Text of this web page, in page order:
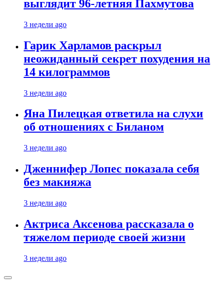
выглядит 96-летняя Пахмутова
3 недели ago
Гарик Харламов раскрыл
неожиданный секрет похудения на
14 килограммов
3 недели ago
Яна Пилецкая ответила на слухи
об отношениях с Биланом
3 недели ago
Дженнифер Лопес показала себя
без макияжа
3 недели ago
Актриса Аксенова рассказала о
тяжелом периоде своей жизни
3 недели ago